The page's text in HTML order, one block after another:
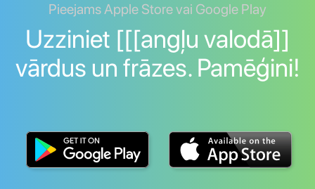
Pieejams Apple Store vai Google Play
Uzziniet [[[angļu valodā]]
vārdus un frāzes. Pamēģini!